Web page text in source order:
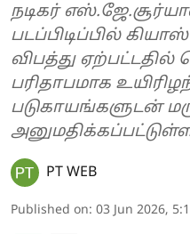
நடிகர்
படப்பிடிப்பில்
விபத்து
பரிதாபமாக
படுகாயங்களுடன்
PT WEB
Published on: 03 Jun 2026,